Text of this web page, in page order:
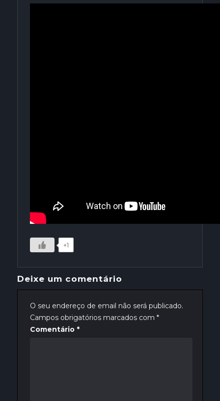
+1
Deixe um comentário
O seu endereço de email não será publicado.
Campos obrigatórios marcados com *
Comentário *